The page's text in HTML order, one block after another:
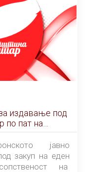
издавање под
по пат на
јавно
закуп на еден
на